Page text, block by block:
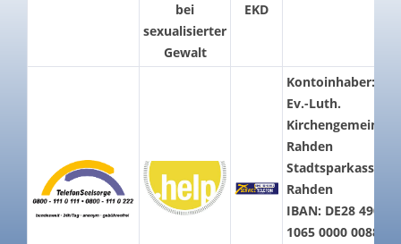
bei
sexualisierter
Gewalt
EKD
Kontoinhaber:
Ev.-Luth.
Kirchengemeinde
Rahden
Stadtsparkasse
Rahden
IBAN: DE28 4905
1065 0000 0088